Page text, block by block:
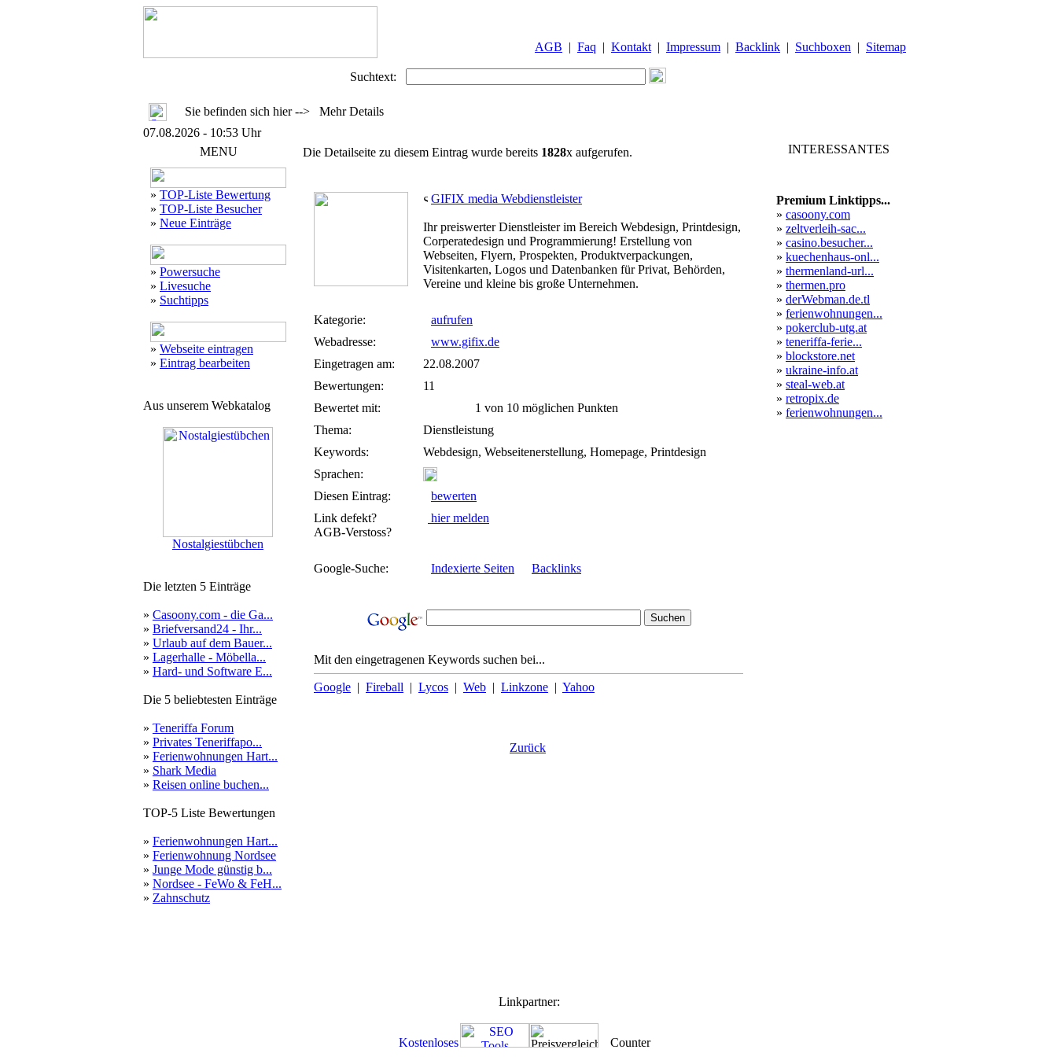
AGB | Faq | Kontakt | Impressum | Backlink | Suchboxen | Sitemap
Suchtext:
Sie befinden sich hier --> Mehr Details
07.08.2026 - 10:53 Uhr
MENU
» TOP-Liste Bewertung
» TOP-Liste Besucher
» Neue Einträge
» Powersuche
» Livesuche
» Suchtipps
» Webseite eintragen
» Eintrag bearbeiten
Aus unserem Webkatalog
Nostalgiestübchen
Die letzten 5 Einträge
» Casoony.com - die Ga...
» Briefversand24 - Ihr...
» Urlaub auf dem Bauer...
» Lagerhalle - Möbella...
» Hard- und Software E...
Die 5 beliebtesten Einträge
» Teneriffa Forum
» Privates Teneriffapo...
» Ferienwohnungen Hart...
» Shark Media
» Reisen online buchen...
TOP-5 Liste Bewertungen
» Ferienwohnungen Hart...
» Ferienwohnung Nordsee
» Junge Mode günstig b...
» Nordsee - FeWo & FeH...
» Zahnschutz
Die Detailseite zu diesem Eintrag wurde bereits 1828x aufgerufen.
GIFIX media Webdienstleister
Ihr preiswerter Dienstleister im Bereich Webdesign, Printdesign,
Corperatedesign und Programmierung! Erstellung von
Webseiten, Flyern, Prospekten, Produktverpackungen,
Visitenkarten, Logos und Datenbanken für Privat, Behörden,
Vereine und kleine bis große Unternehmen.
Kategorie:
aufrufen
Webadresse:
www.gifix.de
Eingetragen am:
22.08.2007
Bewertungen:
11
Bewertet mit:
1 von 10 möglichen Punkten
Thema:
Dienstleistung
Keywords:
Webdesign, Webseitenerstellung, Homepage, Printdesign
Sprachen:
Diesen Eintrag:
bewerten
Link defekt?
AGB-Verstoss?
hier melden
Google-Suche: Indexierte Seiten Backlinks
Mit den eingetragenen Keywords suchen bei...
Google | Fireball | Lycos | Web | Linkzone | Yahoo
Zurück
INTERESSANTES
Premium Linktipps...
» casoony.com
» zeltverleih-sac...
» casino.besucher...
» kuechenhaus-onl...
» thermenland-url...
» thermen.pro
» derWebman.de.tl
» ferienwohnungen...
» pokerclub-utg.at
» teneriffa-ferie...
» blockstore.net
» ukraine-info.at
» steal-web.at
» retropix.de
» ferienwohnungen...
Linkpartner: